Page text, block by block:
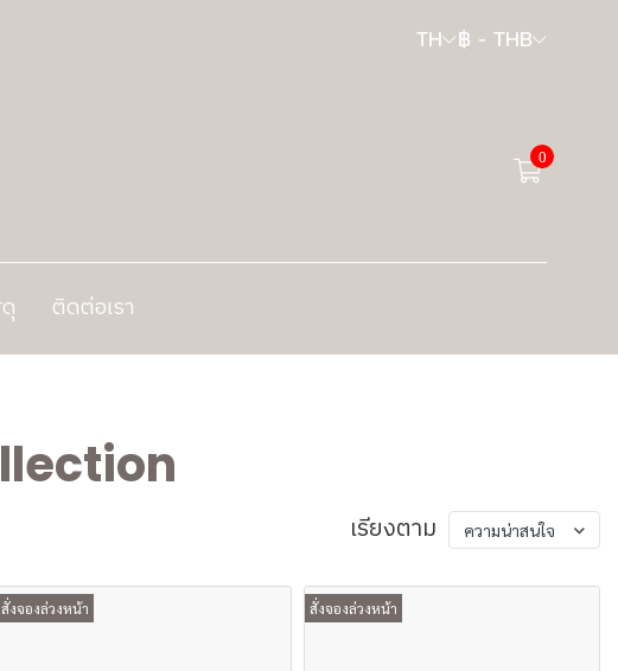
TH ฿ - THB
0
ติดต่อเรา
เรียงตาม ความน่าสนใจ
สั่งจองล่วงหน้า สั่งจองล่วงหน้า